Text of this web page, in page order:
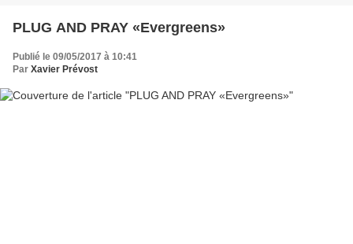
PLUG AND PRAY «Evergreens»
Publié le 09/05/2017 à 10:41
Par Xavier Prévost